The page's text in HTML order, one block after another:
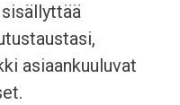
asiaankuuluvat